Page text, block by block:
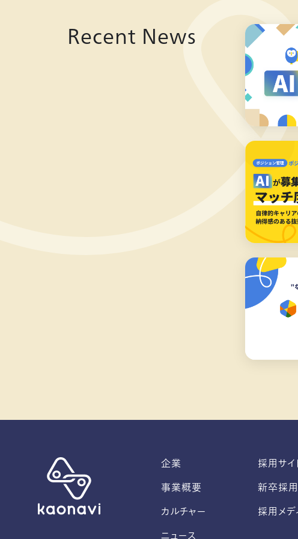
Recent News
企業
事業概要
カルチャー
ニュース
採用サイ
新卒採用
採用メデ